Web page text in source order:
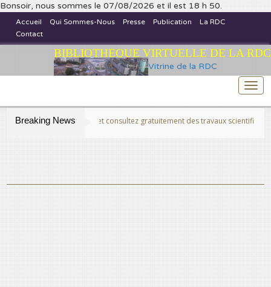
Bonsoir, nous sommes le 07/08/2026 et il est 18 h 50.
Accueil Qui Sommes-Nous Presse Publication
La RDC
Contact
Vitrine de la RDC
BIBLIOTHEQUE VIRTUELLE DE LA RDC
Breaking News
>>Publiez et consultez gratuitement des travaux scientifiques fins